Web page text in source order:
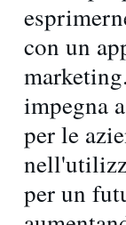
con un
impegna
per le
per un